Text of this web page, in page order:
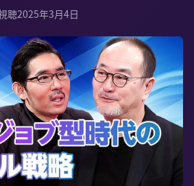
聴2025年3月4日